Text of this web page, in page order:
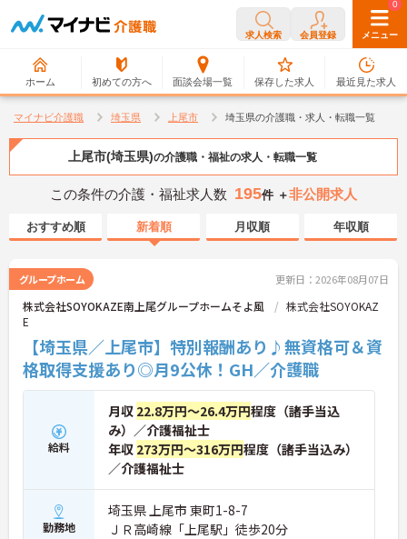
求人検索 会員登録 メニュー
ホーム 初めての方へ 面談会場一覧
0
保存した求人
0
最近見た求人
マイナビ介護職 埼玉県 上尾市 埼玉県の介護職・求人・転職一覧
上尾市(埼玉県)の介護職・福祉の求人・転職一覧
この条件の介護・福祉求人数 195件 ＋非公開求人
おすすめ順 新着順 月収順 年収順
グループホーム 更新日：2026年08月07日
株式会社SOYOKAZE南上尾グループホームそよ風
株式会社SOYOKAZ
E
【埼玉県／上尾市】特別報酬あり♪無資格可＆資
格取得支援あり◎月9公休！GH／介護職
給料
月収 22.8万円～26.4万円程度（諸手当込
み）／介護福祉士
年収 273万円～316万円程度（諸手当込み）
／介護福祉士
勤務地
埼玉県 上尾市 東町1-8-7
ＪＲ高崎線「上尾駅」徒歩20分